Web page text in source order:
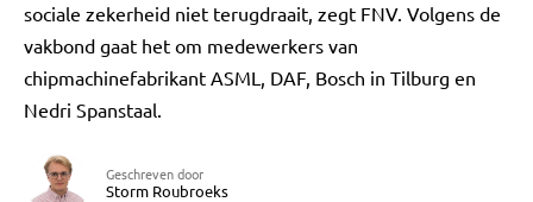
sociale zekerheid niet terugdraait, zegt FNV. Volgens de
vakbond gaat het om medewerkers van
chipmachinefabrikant ASML, DAF, Bosch in Tilburg en
Nedri Spanstaal.
Geschreven door
Storm Roubroeks